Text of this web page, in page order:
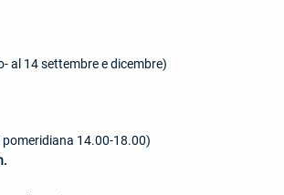
al 14 settembre e dicembre)
14.00-18.00)